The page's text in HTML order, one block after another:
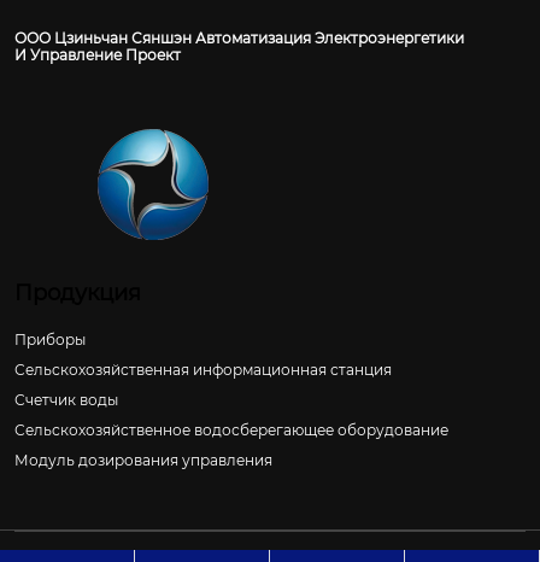
ООО Цзиньчан Сяншэн Автоматизация Электроэнергетики
И Управление Проект
Приборы
Сельскохозяйственная информационная станция
Счетчик воды
Сельскохозяйственное водосберегающее оборудование
Модуль дозирования управления